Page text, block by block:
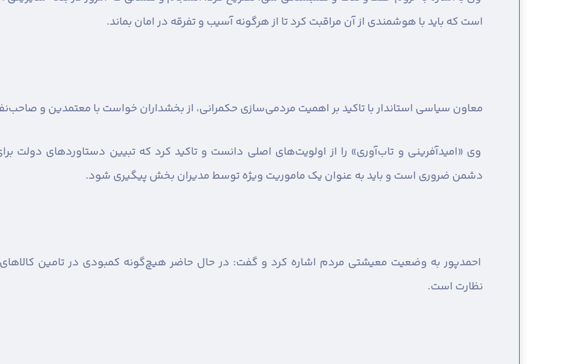
است که باید با هوشمندی از آن مراقبت کرد تا از هرگونه آسیب و تفرقه در امان بماند.
معاون سیاسی استاندار با تاکید بر اهمیت مردمی‌سازی حکمرانی، از بخشداران خواست با معتمدین و
وی «امیدآفرینی و تاب‌آوری» را از اولویت‌های اصلی دانست و تاکید کرد که تبیین دستاوردهای دولت
دشمن ضروری است و باید به عنوان یک ماموریت ویژه توسط مدیران بخش پیگیری شود.
احمدپور به وضعیت معیشتی مردم اشاره کرد و گفت: در حال حاضر هیچ‌گونه کمبودی در تامین
نظارت است.